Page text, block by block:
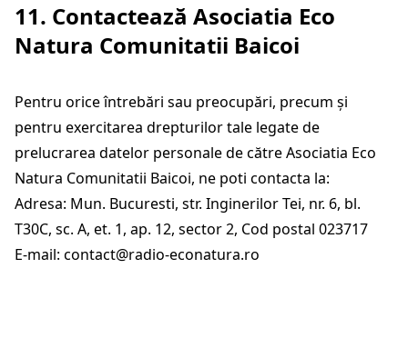
11. Contactează Asociatia Eco
Natura Comunitatii Baicoi
Pentru orice întrebări sau preocupări, precum și
pentru exercitarea drepturilor tale legate de
prelucrarea datelor personale de către Asociatia Eco
Natura Comunitatii Baicoi, ne poti contacta la:
Adresa: Mun. Bucuresti, str. Inginerilor Tei, nr. 6, bl.
T30C, sc. A, et. 1, ap. 12, sector 2, Cod postal 023717
E-mail: contact@radio-econatura.ro